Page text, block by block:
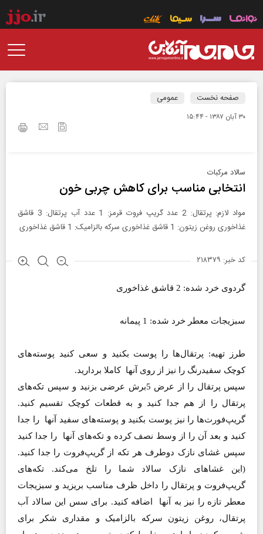
صفحه نخست عمومی
۳۰ آبان ۱۳۸۷ - ۱۵:۴۴
سالا‌د مرکبات
انتخابی مناسب برای کاهش چربی خون
مواد لازم: پرتقال: 2 عدد گریپ فروت قرمز: 1 عدد آب پرتقال: 3 قاشق
غذاخوری روغن زیتون: 1 قاشق غذاخوری سرکه بالزامیک: 1 قاشق غذاخوری
کد خبر: ۲۱۸۳۷۹
گردوی خرد شده: 2 قاشق غذاخوری
سبزیجات معطر خرد شده: 1 پیمانه
طرز تهیه: پرتقال‌ها را پوست بکنید و سعی کنید پوسته‌های
کوچک سفیدرنگ را نیز از روی آنها کاملا بردارید.
سپس پرتقال را از عرض 5‌‌برش عرضی بزنید و سپس تکه‌های
پرتقال را از هم جدا کنید و به قطعات کوچک تقسیم کنید.
گریپ‌فورت‌ها را نیز پوست بکنید و پوسته‌های سفید آنها را جدا
کنید و بعد آن را از وسط نصف کرده و تکه‌های آنها را جدا کنید
سپس غشای نازک دوطرف هر تکه از گریپ‌فروت را جدا کنید.
(این غشاهای نازک سالاد شما را تلخ می‌کند. تکه‌های
گریپ‌فروت و پرتقال را داخل ظرف مناسب بریزید و سبزیجات
معطر تازه را نیز به آنها اضافه کنید. برای سس این سالاد آب
پرتقال، روغن زیتون سرکه بالزامیک و مقداری شکر برای